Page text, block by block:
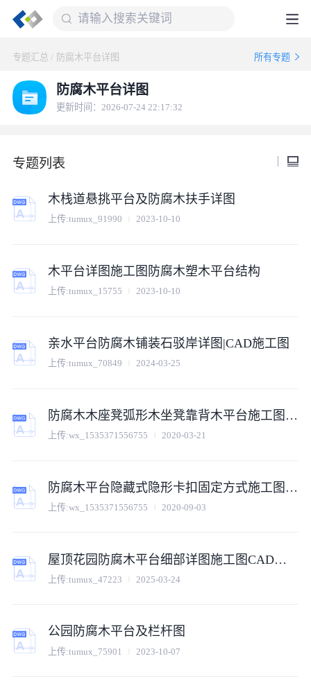
专题汇总 / 防腐木平台详图 所有专题
防腐木平台详图
更新时间：2026-07-24 22:17:32
专题列表
木栈道悬挑平台及防腐木扶手详图
上传:tumux_91990 2023-10-10
木平台详图施工图防腐木塑木平台结构
上传:tumux_15755 2023-10-10
亲水平台防腐木铺装石驳岸详图|CAD施工图
上传:tumux_70849 2024-03-25
防腐木木座凳弧形木坐凳靠背木平台施工图详图
上传:wx_1535371556755 2020-03-21
防腐木平台隐藏式隐形卡扣固定方式施工图详图
上传:wx_1535371556755 2020-09-03
屋顶花园防腐木平台细部详图施工图CAD文件（景观深化版）
上传:tumux_47223 2025-03-24
公园防腐木平台及栏杆图
上传:tumux_75901 2023-10-07